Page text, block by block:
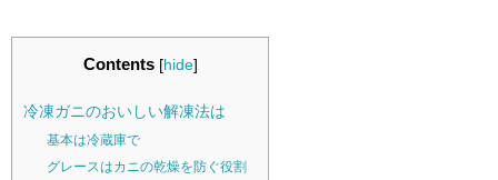
Contents [hide]
冷凍ガニのおいしい解凍法は
基本は冷蔵庫で
グレースはカニの乾燥を防ぐ役割